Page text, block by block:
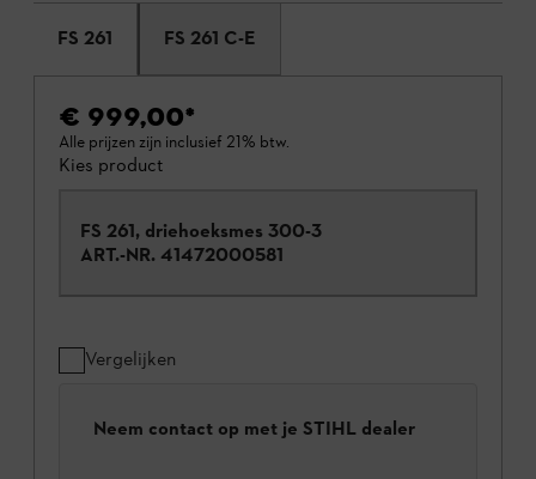
FS 261 FS 261 C-E
€ 999,00*
Alle prijzen zijn inclusief 21% btw.
Kies product
FS 261, driehoeksmes 300-3
ART.-NR. 41472000581
Vergelijken
Neem contact op met je STIHL dealer